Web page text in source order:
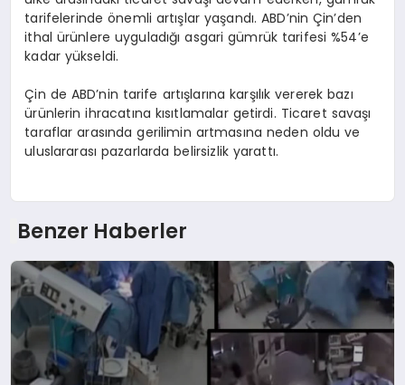
tarifelerinde önemli artışlar yaşandı. ABD’nin Çin’den
ithal ürünlere uyguladığı asgari gümrük tarifesi %54’e
kadar yükseldi.
Çin de ABD’nin tarife artışlarına karşılık vererek bazı
ürünlerin ihracatına kısıtlamalar getirdi. Ticaret savaşı
taraflar arasında gerilimin artmasına neden oldu ve
uluslararası pazarlarda belirsizlik yarattı.
Benzer Haberler